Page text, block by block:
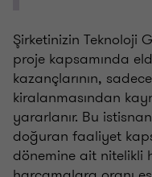
Şirketinizin Teknoloji
proje kapsamında
kazançlarının,
kiralanmasından
yararlanır. Bu
doğuran faaliyet
dönemine ait nitelikli